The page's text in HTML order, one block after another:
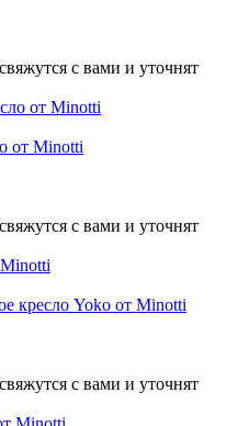
с вами и уточнят
от Minotti
с вами и уточнят
кресло Yoko от Minotti
с вами и уточнят